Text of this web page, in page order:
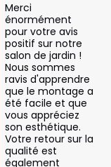
Merci
énormément
pour votre avis
positif sur notre
salon de jardin !
Nous sommes
ravis d'apprendre
que le montage a
été facile et que
vous appréciez
son esthétique.
Votre retour sur la
qualité est
également